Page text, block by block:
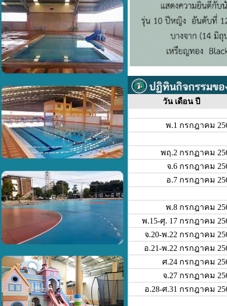
วัน เดือน ปี
พ.1 กรกฎาคม
พฤ.2 กรกฏาคม
จ.6 กรกฎาคม
อ.7 กรกฎาคม
พ.8 กรกฎาคม
พ.15-ศุ. 17 กรกฎาคม
จ.20-พ.22 กรกฎาคม
อ.21-พ.22 กรกฎาคม
ศ.24 กรกฎาคม
จ.27 กรกฏาคม
อ.28-ศ.31 กรกฎาคม